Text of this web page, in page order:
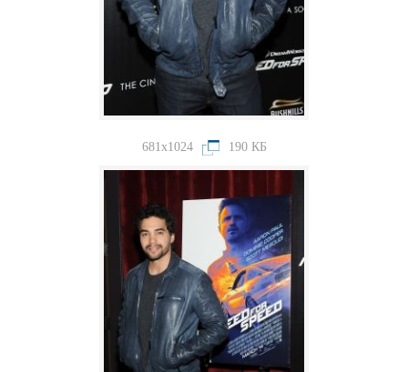
681x1024 190 КБ